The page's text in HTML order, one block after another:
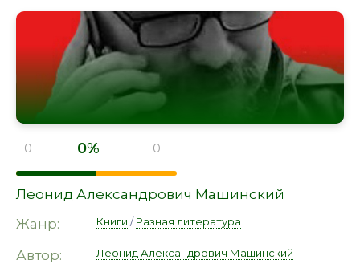
0 0% 0
Леонид Александрович Машинский
Жанр:
Книги /Разная литература
Автор: Леонид Александрович Машинский